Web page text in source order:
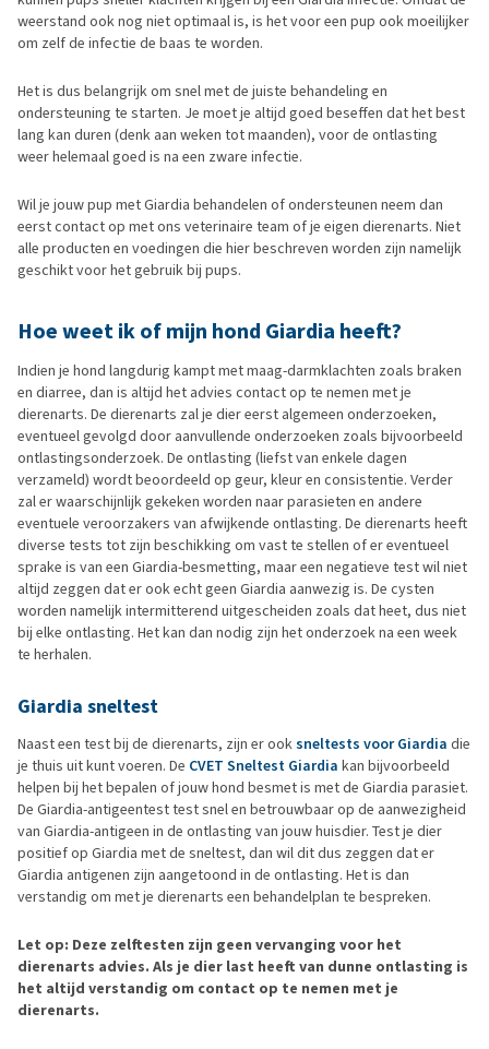
weerstand ook nog niet optimaal is, is het voor een pup ook moeilijker
om zelf de infectie de baas te worden.
Het is dus belangrijk om snel met de juiste behandeling en
ondersteuning te starten. Je moet je altijd goed beseffen dat het best
lang kan duren (denk aan weken tot maanden), voor de ontlasting
weer helemaal goed is na een zware infectie.
Wil je jouw pup met Giardia behandelen of ondersteunen neem dan
eerst contact op met ons veterinaire team of je eigen dierenarts. Niet
alle producten en voedingen die hier beschreven worden zijn namelijk
geschikt voor het gebruik bij pups.
Hoe weet ik of mijn hond Giardia heeft?
Indien je hond langdurig kampt met maag-darmklachten zoals braken
en diarree, dan is altijd het advies contact op te nemen met je
dierenarts. De dierenarts zal je dier eerst algemeen onderzoeken,
eventueel gevolgd door aanvullende onderzoeken zoals bijvoorbeeld
ontlastingsonderzoek. De ontlasting (liefst van enkele dagen
verzameld) wordt beoordeeld op geur, kleur en consistentie. Verder
zal er waarschijnlijk gekeken worden naar parasieten en andere
eventuele veroorzakers van afwijkende ontlasting. De dierenarts heeft
diverse tests tot zijn beschikking om vast te stellen of er eventueel
sprake is van een Giardia-besmetting, maar een negatieve test wil niet
altijd zeggen dat er ook echt geen Giardia aanwezig is. De cysten
worden namelijk intermitterend uitgescheiden zoals dat heet, dus niet
bij elke ontlasting. Het kan dan nodig zijn het onderzoek na een week
te herhalen.
Giardia sneltest
Naast een test bij de dierenarts, zijn er ooksneltests voor Giardia die
je thuis uit kunt voeren. De CVET Sneltest Giardia kan bijvoorbeeld
helpen bij het bepalen of jouw hond besmet is met de Giardia parasiet.
De Giardia-antigeentest test snel en betrouwbaar op de aanwezigheid
van Giardia-antigeen in de ontlasting van jouw huisdier. Test je dier
positief op Giardia met de sneltest, dan wil dit dus zeggen dat er
Giardia antigenen zijn aangetoond in de ontlasting. Het is dan
verstandig om met je dierenarts een behandelplan te bespreken.
Let op: Deze zelftesten zijn geen vervanging voor het
dierenarts advies. Als je dier last heeft van dunne ontlasting is
het altijd verstandig om contact op te nemen met je
dierenarts.